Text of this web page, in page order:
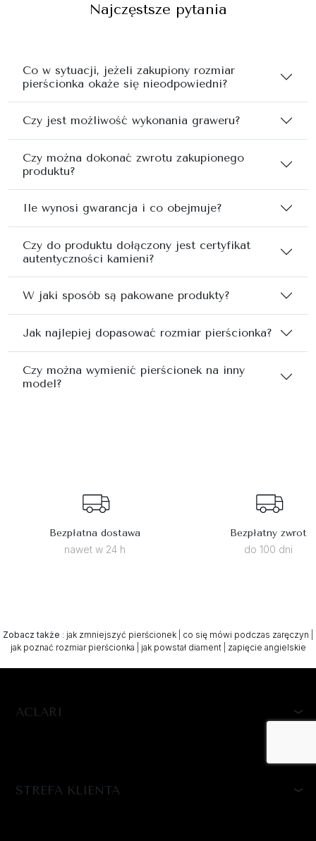
Najczęstsze pytania
Co w sytuacji, jeżeli zakupiony rozmiar
pierścionka okaże się nieodpowiedni?
Czy jest możliwość wykonania graweru?
Czy można dokonać zwrotu zakupionego
produktu?
Ile wynosi gwarancja i co obejmuje?
Czy do produktu dołączony jest certyfikat
autentyczności kamieni?
W jaki sposób są pakowane produkty?
Jak najlepiej dopasować rozmiar pierścionka?
Czy można wymienić pierścionek na inny
model?
Bezpłatna dostawa
nawet w 24 h
Bezpłatny zwrot
do 100 dni
Zobacz także : jak zmniejszyć pierścionek co się mówi podczas zaręczyn
jak poznać rozmiar pierścionka
jak powstał diament| zapięcie angielskie
ACLARI
STREFA KLIENTA